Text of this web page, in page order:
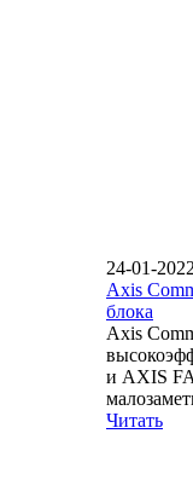
24-01-
Axis
блока
Axis
и AXIS
Читать